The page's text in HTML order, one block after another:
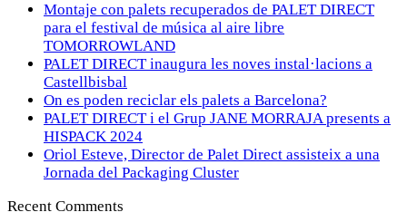
Montaje con palets recuperados de PALET DIRECT
para el festival de música al aire libre
TOMORROWLAND
PALET DIRECT inaugura les noves instal·lacions a
Castellbisbal
On es poden reciclar els palets a Barcelona?
PALET DIRECT i el Grup JANE MORRAJA presents a
HISPACK 2024
Oriol Esteve, Director de Palet Direct assisteix a una
Jornada del Packaging Cluster
Recent Comments